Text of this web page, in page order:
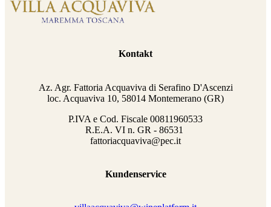
Kontakt
Az. Agr. Fattoria Acquaviva di Serafino D'Ascenzi
loc. Acquaviva 10, 58014 Montemerano (GR)
P.IVA e Cod. Fiscale 00811960533
R.E.A. VI n. GR - 86531
fattoriacquaviva@pec.it
Kundenservice